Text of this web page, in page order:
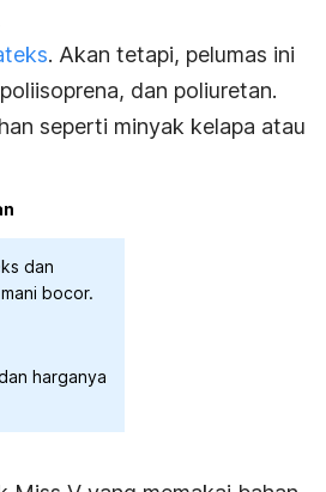
. Akan tetapi, pelumas ini
dan poliuretan.
seperti minyak kelapa atau
dan
bocor.
harganya